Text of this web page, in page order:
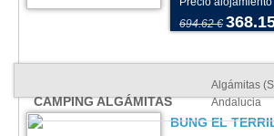
694.62 €
CAMPING ALGÁMITAS
Algámitas
Andalucia
BUNG EL